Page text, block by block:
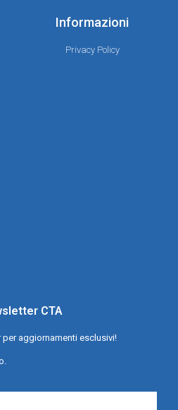
Informazioni
Privacy Policy
CTA
aggiornamenti esclusivi!